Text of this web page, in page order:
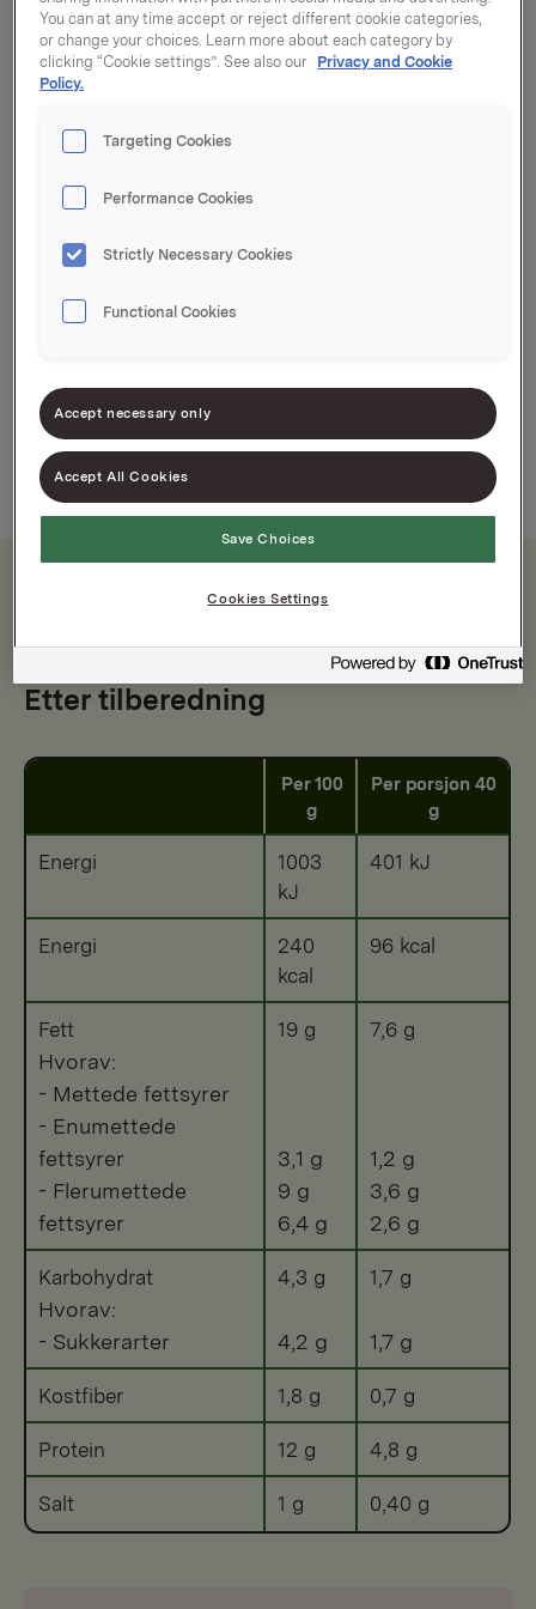
Porsjoner per F-pak: 3
EPD-nr. 447003
Den originale Stabbur-Makrell med samme gode
smak helt siden 1958. Oppfunnet av Stabburets
grunnlegger Gunnar Nilsen. En skive dekker
dagsbehovet for omega-3.
Naturlig rik på vitamin D og protein
Etter tilberedning
Per 100
g
Per porsjon 40
g
Energi
1003
kJ
401 kJ
Energi
240
kcal
96 kcal
Fett
Hvorav:
- Mettede fettsyrer
- Enumettede
fettsyrer
- Flerumettede
fettsyrer
19 g
3,1 g
9 g
6,4 g
7,6 g
1,2 g
3,6 g
2,6 g
Karbohydrat
Hvorav:
- Sukkerarter
4,3 g
4,2 g
1,7 g
1,7 g
Kostfiber 1,8 g 0,7 g
Protein 12 g 4,8 g
Salt 1 g 0,40 g
You can at any time accept or reject different cookie categories,
or change your choices. Learn more about each category by
clicking “Cookie settings”. See also our Privacy and Cookie
Policy.
Targeting Cookies
Performance Cookies
Strictly Necessary Cookies
Functional Cookies
Accept necessary only
Accept All Cookies
Save Choices
Cookies Settings